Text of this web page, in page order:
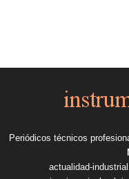
Periódicos técnicos
actualidad-